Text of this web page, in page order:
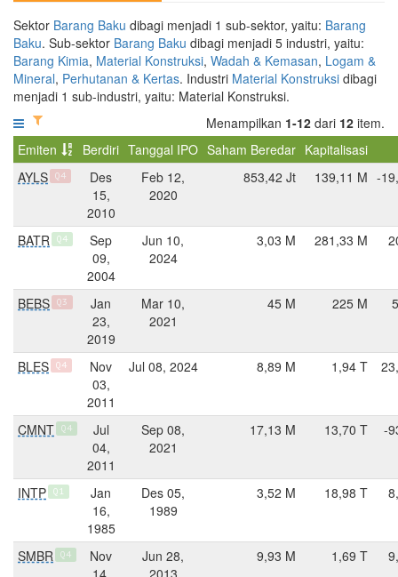
Sektor Barang Baku dibagi menjadi 1 sub-sektor, yaitu: Barang
Baku. Sub-sektor Barang Baku dibagi menjadi 5 industri, yaitu:
Barang Kimia, Material Konstruksi, Wadah & Kemasan, Logam &
Mineral, Perhutanan & Kertas. Industri Material Konstruksi dibagi
menjadi 1 sub-industri, yaitu: Material Konstruksi.
Menampilkan 1-12 dari 12 item.
Emiten
Berdiri Tanggal IPO Saham Beredar Kapitalisasi
AYLS
Q4
Des
15,
2010
Feb 12,
2020
853,42 Jt 139,11 M -
BATR Q4
Sep
09,
2004
Jun 10,
2024
3,03 M 281,33 M
BEBS Q3
Jan
23,
2019
Mar 10,
2021
45 M 225 M
BLES Q4
Nov
03,
2011
Jul 08, 2024 8,89 M 1,94 T
CMNT Q4
Jul
04,
2011
Sep 08,
2021
17,13 M 13,70 T -
INTP Q1
Jan
16,
1985
Des 05,
1989
3,52 M 18,98 T
SMBR Q4
Nov
14,
Jun 28,
2013
9,93 M 1,69 T